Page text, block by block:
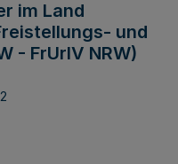
im Land
und
- FrUrlV NRW)